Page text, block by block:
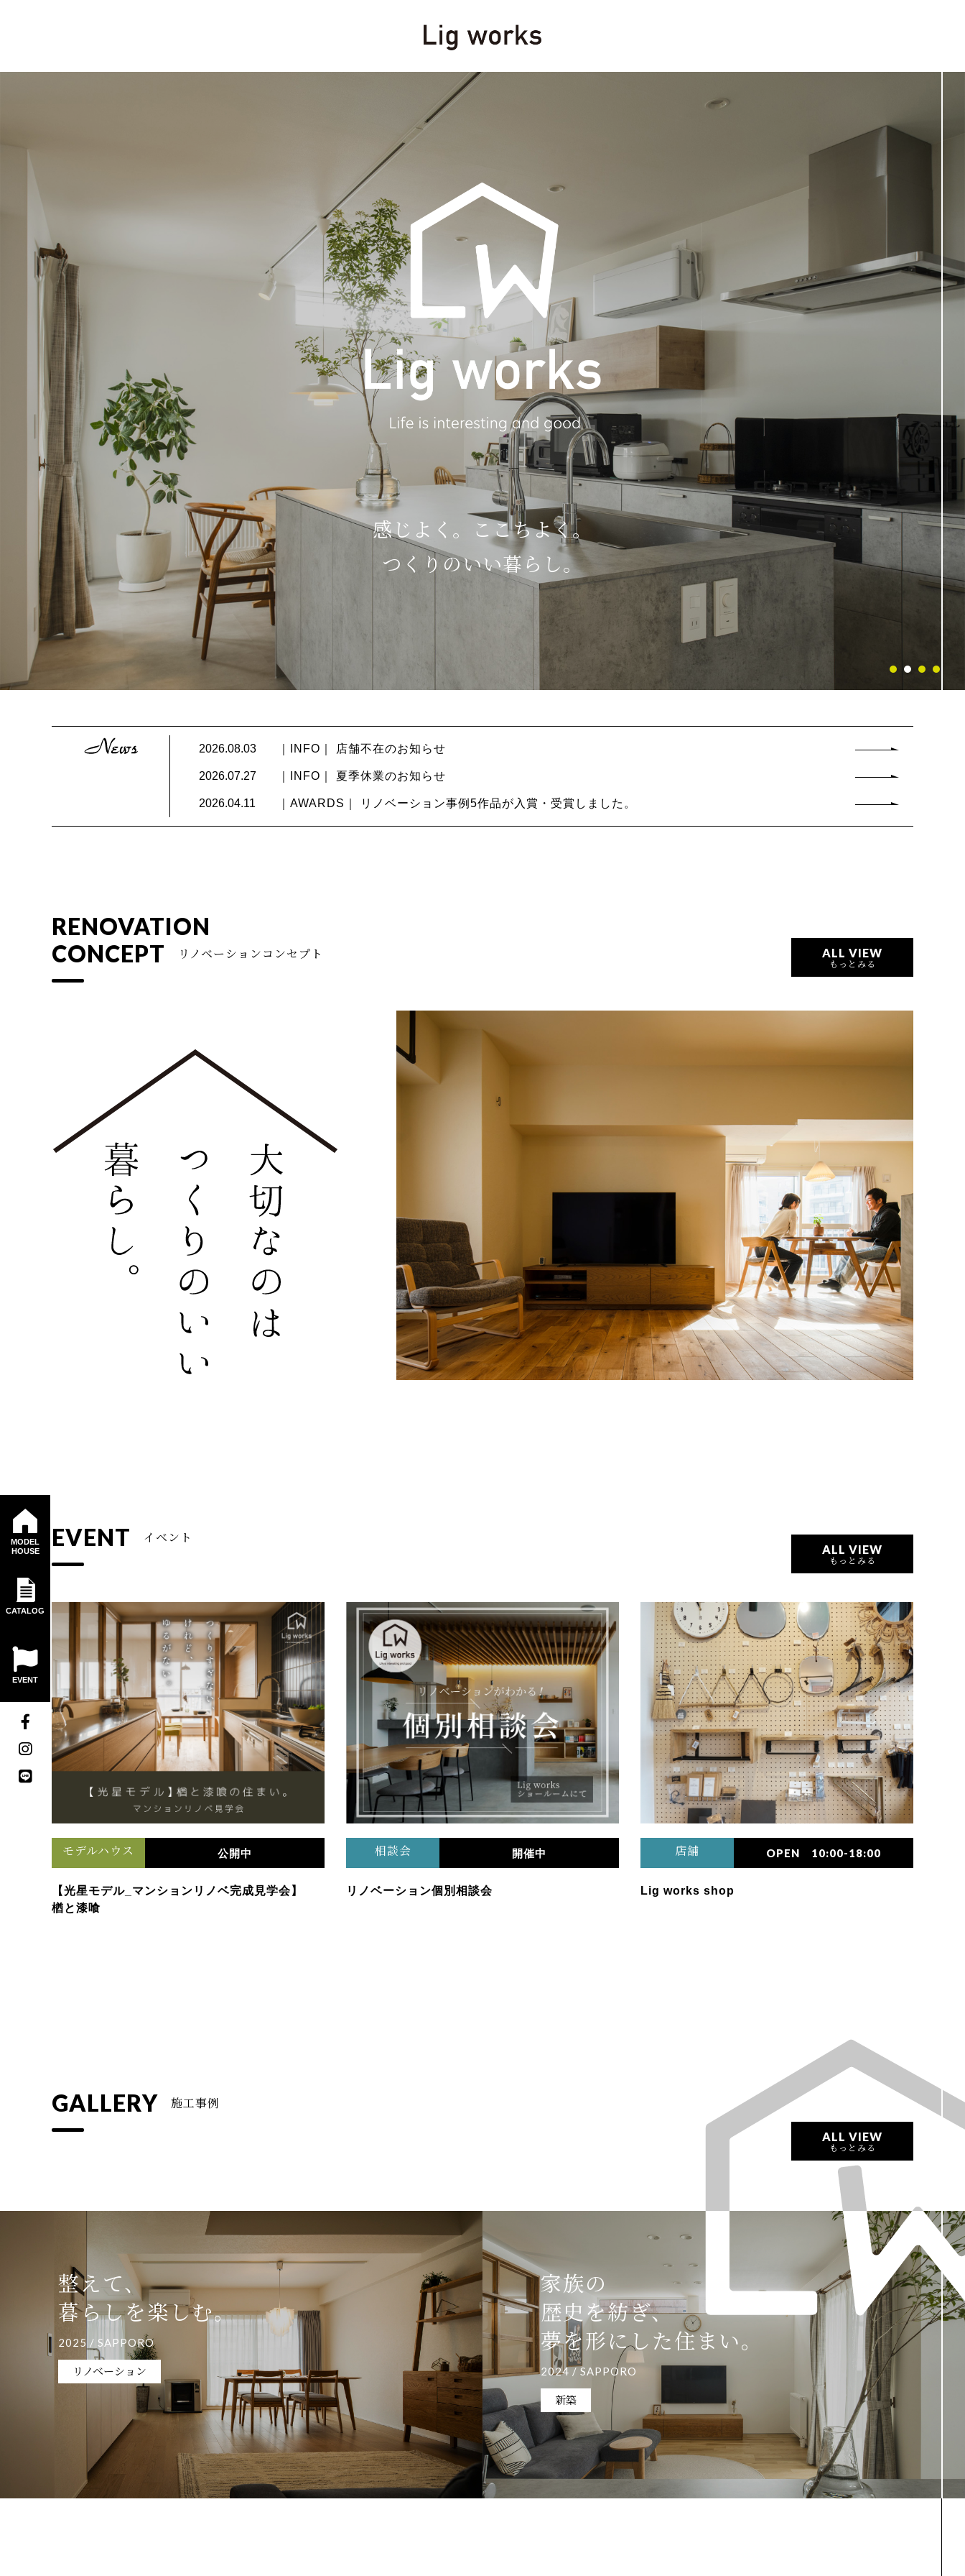
MODEL
HOUSE
CATALOG
EVENT
感じよく。ここちよく。
つくりのいい暮らし。
2026.08.03 ｜INFO｜ 店舗不在のお知らせ
2026.07.27 ｜INFO｜ 夏季休業のお知らせ
2026.04.11 ｜AWARDS｜ リノベーション事例5作品が入賞・受賞しました。
RENOVATION
CONCEPT
リノベーションコンセプト ALL VIEW
もっとみる
EVENT イベント
ALL VIEW
もっとみる
モデルハウス 公開中
【光星モデル_マンションリノベ完成見学会】
楢と漆喰
相談会 開催中
リノベーション個別相談会
店舗 OPEN 10:00-18:00
Lig works shop
GALLERY 施工事例
ALL VIEW
もっとみる
整えて、
暮らしを楽しむ。
2025 / SAPPORO
リノベーション
家族の
歴史を紡ぎ、
夢を形にした住まい。
2024 / SAPPORO
新築